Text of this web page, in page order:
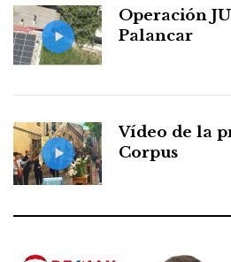
Operación
Palancar
Vídeo de la
Corpus